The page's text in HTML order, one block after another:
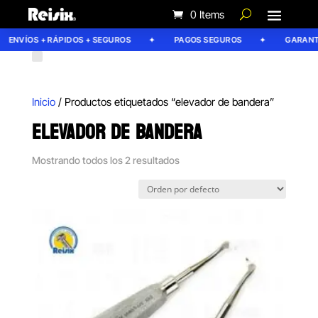
0 Items
ENVÍOS + RÁPIDOS + SEGUROS PAGOS SEGUROS
Inicio/ Productos etiquetados “elevador de bandera”
ELEVADOR DE BANDERA
Mostrando todos los 2 resultados